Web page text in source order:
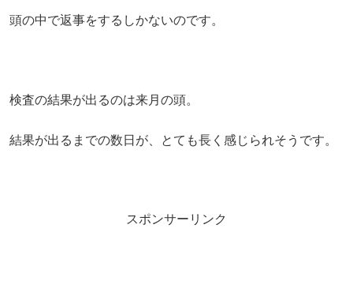
頭の中で返事をするしかないのです。
検査の結果が出るのは来月の頭。
結果が出るまでの数日が、とても長く感じられそうです。
スポンサーリンク